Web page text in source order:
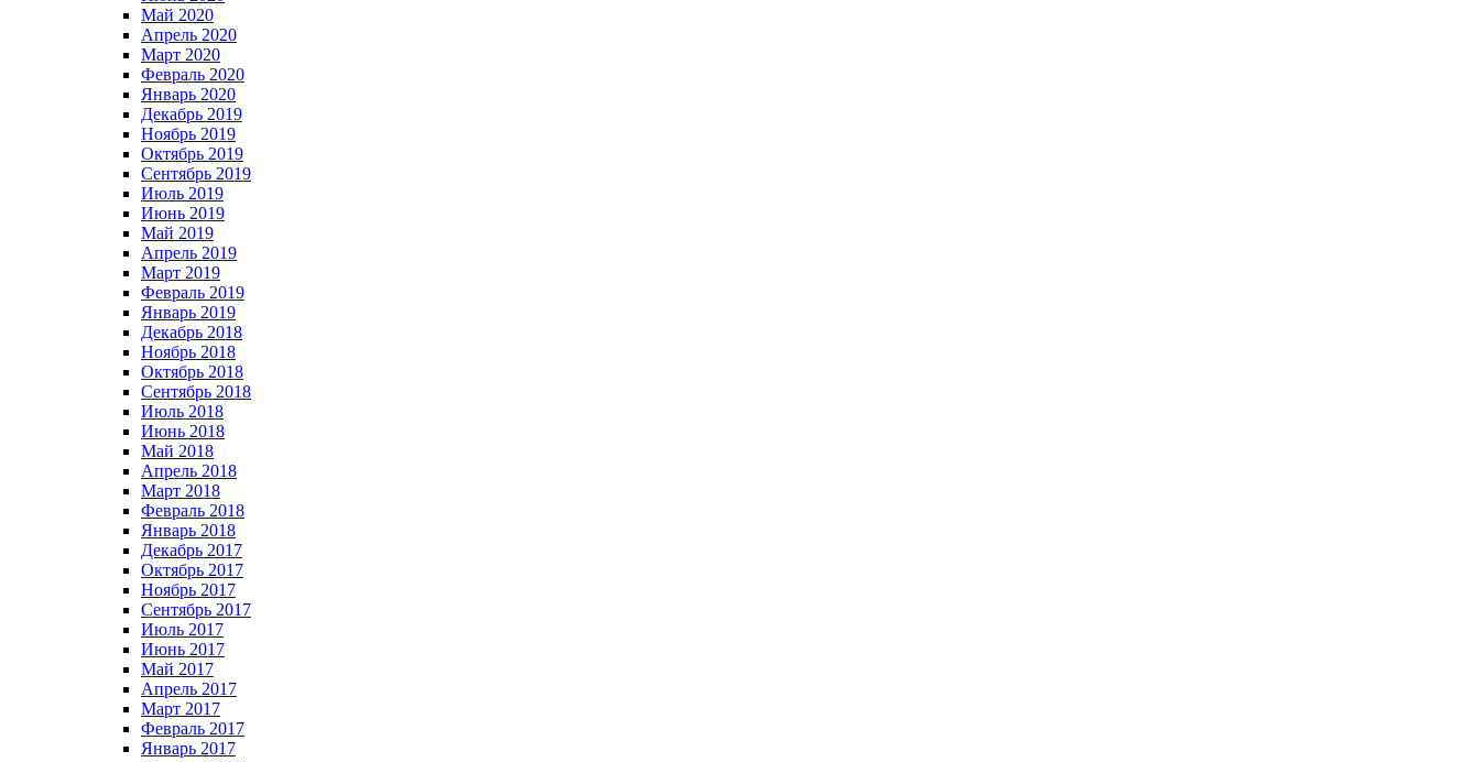
Май 2020
Апрель 2020
Март 2020
Февраль 2020
Январь 2020
Декабрь 2019
Ноябрь 2019
Октябрь 2019
Сентябрь 2019
Июль 2019
Июнь 2019
Май 2019
Апрель 2019
Март 2019
Февраль 2019
Январь 2019
Декабрь 2018
Ноябрь 2018
Октябрь 2018
Сентябрь 2018
Июль 2018
Июнь 2018
Май 2018
Апрель 2018
Март 2018
Февраль 2018
Январь 2018
Декабрь 2017
Октябрь 2017
Ноябрь 2017
Сентябрь 2017
Июль 2017
Июнь 2017
Май 2017
Апрель 2017
Март 2017
Февраль 2017
Январь 2017